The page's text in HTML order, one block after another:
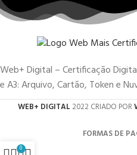
Web+ Digital – Certificação
e A3: Arquivo, Cartão, Token e
WEB+ DIGITAL 2022 CRIADO POR
FORMAS DE
0